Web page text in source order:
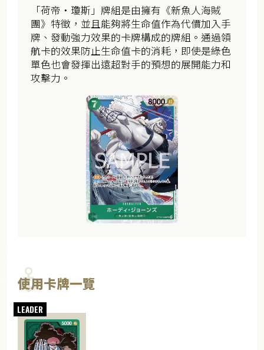
「荷帝・瓊斯」牌組是由擁有《新魚人海賊
團》特徵，並且能夠將生命值作為代價加入手
牌、發動強力效果的卡牌構成的牌組。通過領
航卡的效果防止生命值卡的消耗，即使是綠色
單色也會發揮出遠超對手的預想的展開能力和
攻擊力。
使用卡牌一覽